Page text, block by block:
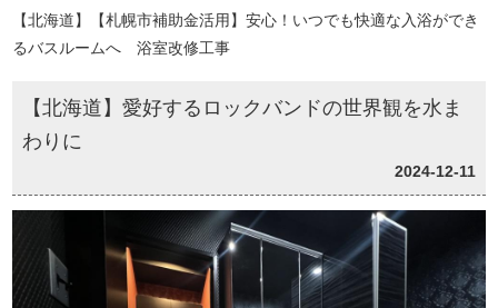
【北海道】【札幌市補助金活用】安心！いつでも快適な入浴ができ
るバスルームへ 浴室改修工事
【北海道】愛好するロックバンドの世界観を水ま
わりに
2024-12-11